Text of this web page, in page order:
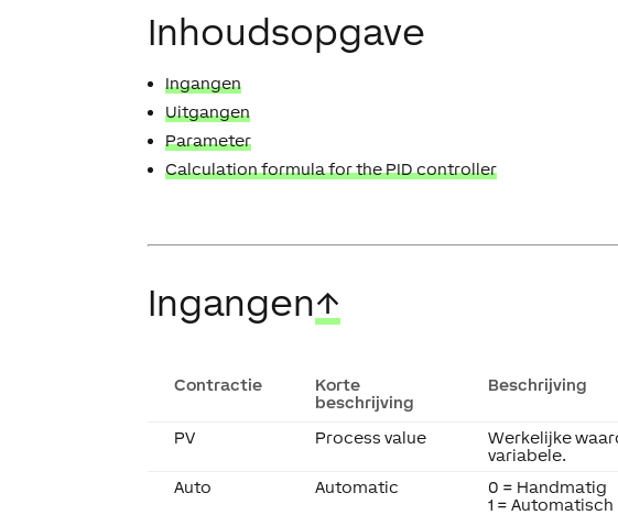
Inhoudsopgave
Ingangen
Uitgangen
Parameter
Calculation formula for the PID controller
Ingangen↑
Contractie
Korte
beschrijving
Beschrijving
PV Process value
Werkelijke
variabele.
Auto Automatic
0 = Handmatig
1 = Automatisch